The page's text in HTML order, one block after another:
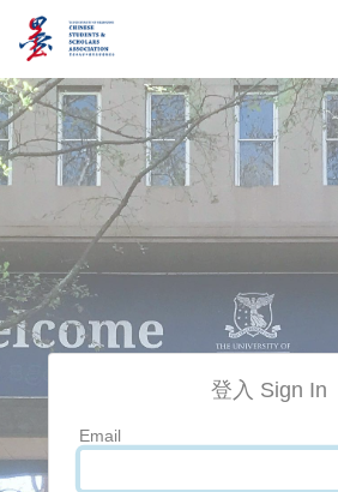
登入 Sign In
Email